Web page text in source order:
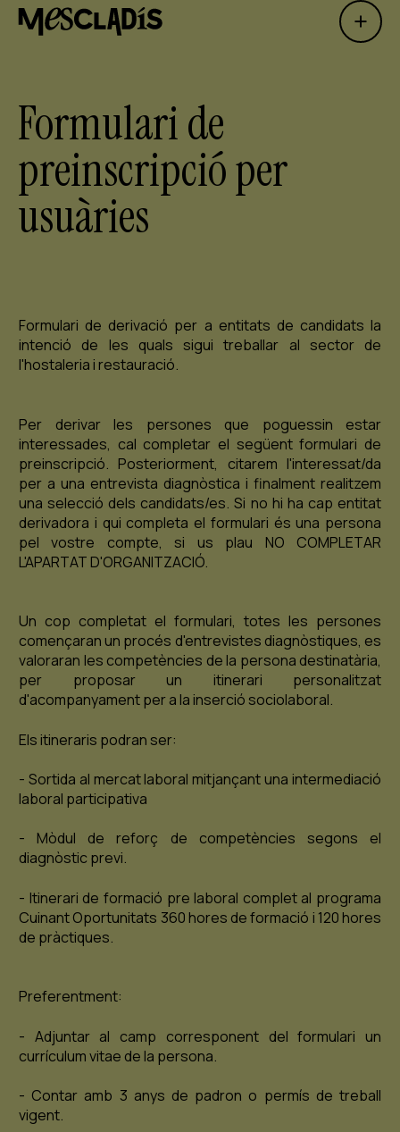
Open
Productora social
Productora d'ocupació
Productora de coneixement
Productora cultural
Blog
Contacte
FacebookInstagramYoutubeTwitter/X
Formulari de
preinscripció per
usuàries
Formulari de derivació per a entitats de candidats la
intenció de les quals sigui treballar al sector de
l'hostaleria i restauració.
Per derivar les persones que poguessin estar
interessades, cal completar el següent formulari de
preinscripció. Posteriorment, citarem l'interessat/da
per a una entrevista diagnòstica i finalment realitzem
una selecció dels candidats/es. Si no hi ha cap entitat
derivadora i qui completa el formulari és una persona
pel vostre compte, si us plau NO COMPLETAR
L'APARTAT D'ORGANITZACIÓ.
Un cop completat el formulari, totes les persones
començaran un procés d'entrevistes diagnòstiques, es
valoraran les competències de la persona destinatària,
per proposar un itinerari personalitzat
d'acompanyament per a la inserció sociolaboral.
Els itineraris podran ser:
- Sortida al mercat laboral mitjançant una intermediació
laboral participativa
- Mòdul de reforç de competències segons el
diagnòstic previ.
- Itinerari de formació pre laboral complet al programa
Cuinant Oportunitats 360 hores de formació i 120 hores
de pràctiques.
Preferentment:
- Adjuntar al camp corresponent del formulari un
currículum vitae de la persona.
- Contar amb 3 anys de padron o permís de treball
vigent.